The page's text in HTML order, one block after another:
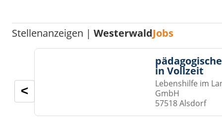
Stellenanzeigen |WesterwaldJobs
in Vollzeit
Lebenshilfe im
GmbH
57518 Alsdorf
<